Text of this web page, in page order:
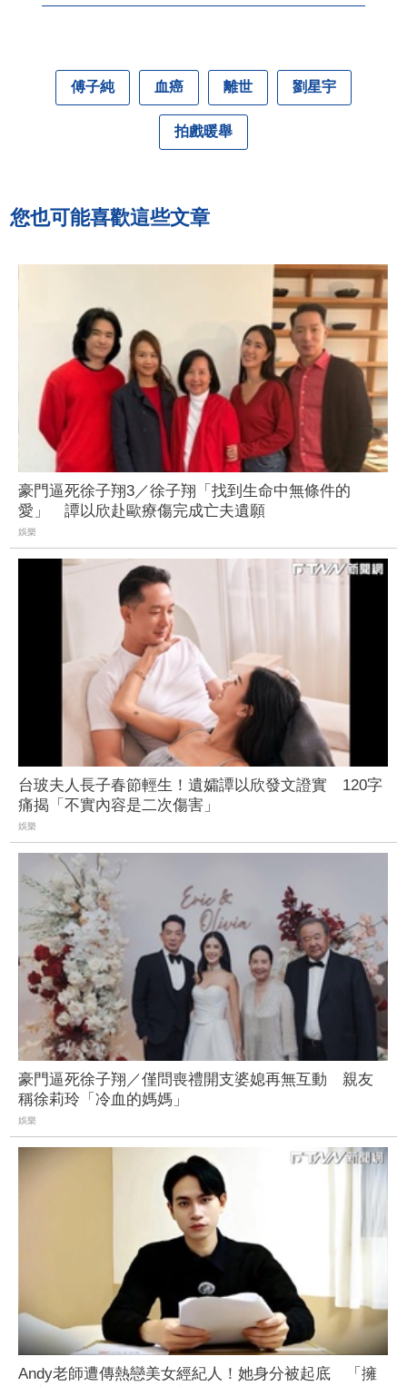
傅子純 血癌 離世 劉星宇
拍戲暖舉
您也可能喜歡這些文章
豪門逼死徐子翔3／徐子翔「找到生命中無條件的
愛」 譚以欣赴歐療傷完成亡夫遺願
娛樂
台玻夫人長子春節輕生！遺孀譚以欣發文證實 120字
痛揭「不實內容是二次傷害」
娛樂
豪門逼死徐子翔／僅問喪禮開支婆媳再無互動 親友
稱徐莉玲「冷血的媽媽」
娛樂
Andy老師遭傳熱戀美女經紀人！她身分被起底 「擁